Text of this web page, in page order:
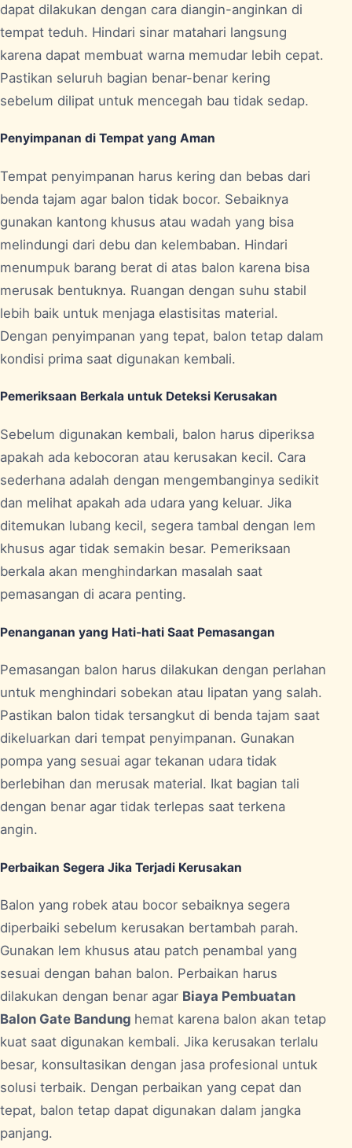
dapat dilakukan dengan cara diangin-anginkan di
tempat teduh. Hindari sinar matahari langsung
karena dapat membuat warna memudar lebih cepat.
Pastikan seluruh bagian benar-benar kering
sebelum dilipat untuk mencegah bau tidak sedap.
Penyimpanan di Tempat yang Aman
Tempat penyimpanan harus kering dan bebas dari
benda tajam agar balon tidak bocor. Sebaiknya
gunakan kantong khusus atau wadah yang bisa
melindungi dari debu dan kelembaban. Hindari
menumpuk barang berat di atas balon karena bisa
merusak bentuknya. Ruangan dengan suhu stabil
lebih baik untuk menjaga elastisitas material.
Dengan penyimpanan yang tepat, balon tetap dalam
kondisi prima saat digunakan kembali.
Pemeriksaan Berkala untuk Deteksi Kerusakan
Sebelum digunakan kembali, balon harus diperiksa
apakah ada kebocoran atau kerusakan kecil. Cara
sederhana adalah dengan mengembanginya sedikit
dan melihat apakah ada udara yang keluar. Jika
ditemukan lubang kecil, segera tambal dengan lem
khusus agar tidak semakin besar. Pemeriksaan
berkala akan menghindarkan masalah saat
pemasangan di acara penting.
Penanganan yang Hati-hati Saat Pemasangan
Pemasangan balon harus dilakukan dengan perlahan
untuk menghindari sobekan atau lipatan yang salah.
Pastikan balon tidak tersangkut di benda tajam saat
dikeluarkan dari tempat penyimpanan. Gunakan
pompa yang sesuai agar tekanan udara tidak
berlebihan dan merusak material. Ikat bagian tali
dengan benar agar tidak terlepas saat terkena
angin.
Perbaikan Segera Jika Terjadi Kerusakan
Balon yang robek atau bocor sebaiknya segera
diperbaiki sebelum kerusakan bertambah parah.
Gunakan lem khusus atau patch penambal yang
sesuai dengan bahan balon. Perbaikan harus
dilakukan dengan benar agar Biaya Pembuatan
Balon Gate Bandung hemat karena balon akan tetap
kuat saat digunakan kembali. Jika kerusakan terlalu
besar, konsultasikan dengan jasa profesional untuk
solusi terbaik. Dengan perbaikan yang cepat dan
tepat, balon tetap dapat digunakan dalam jangka
panjang.